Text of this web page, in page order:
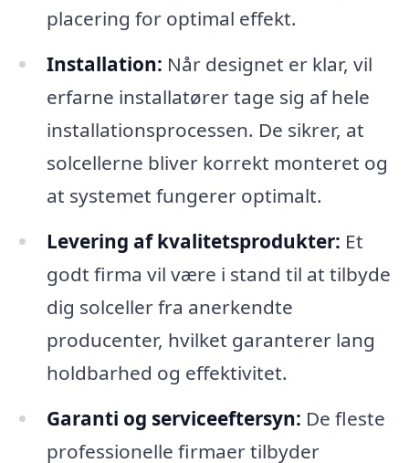
placering for optimal effekt.
Installation: Når designet er klar, vil
erfarne installatører tage sig af hele
installationsprocessen. De sikrer, at
solcellerne bliver korrekt monteret og
at systemet fungerer optimalt.
Levering af kvalitetsprodukter: Et
godt firma vil være i stand til at tilbyde
dig solceller fra anerkendte
producenter, hvilket garanterer lang
holdbarhed og effektivitet.
Garanti og serviceeftersyn: De fleste
professionelle firmaer tilbyder